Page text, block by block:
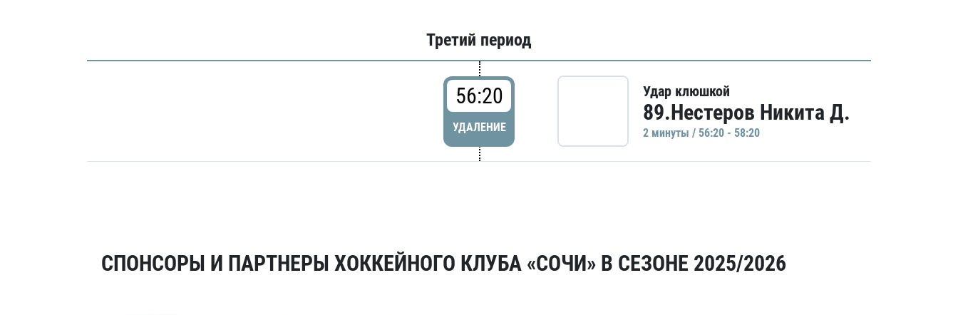
Третий период
56:20
УДАЛЕНИЕ
Удар клюшкой
89.Нестеров Никита Д.
2 минуты / 56:20 - 58:20
СПОНСОРЫ И ПАРТНЕРЫ ХОККЕЙНОГО КЛУБА «СОЧИ» В СЕЗОНЕ 2025/2026